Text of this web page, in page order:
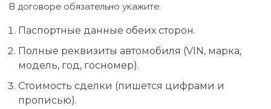
В договоре обязательно укажите:
Паспортные данные обеих сторон.
Полные реквизиты автомобиля (VIN, марка,
модель, год, госномер).
Стоимость сделки (пишется цифрами и
прописью).